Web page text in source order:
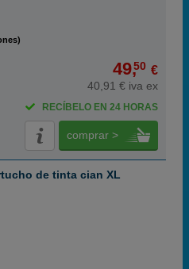
49,50 €
40,91 € iva ex
RECÍBELO EN 24 HORAS
comprar >
de tinta cian XL